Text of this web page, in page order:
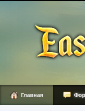
Главная